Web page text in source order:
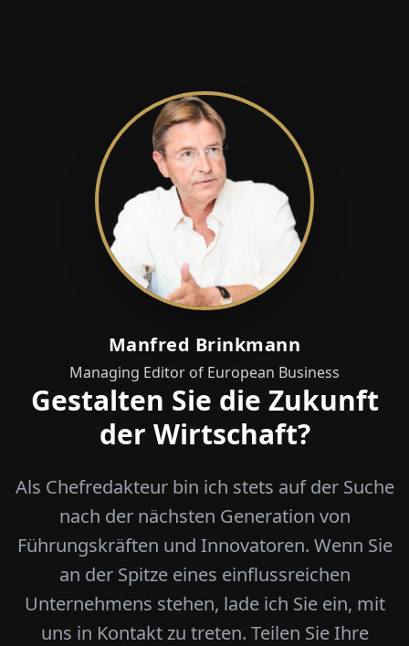
Manfred Brinkmann
Managing Editor of European Business
Gestalten Sie die Zukunft
der Wirtschaft?
Als Chefredakteur bin ich stets auf der Suche
nach der nächsten Generation von
Führungskräften und Innovatoren. Wenn Sie
an der Spitze eines einflussreichen
Unternehmens stehen, lade ich Sie ein, mit
uns in Kontakt zu treten. Teilen Sie Ihre